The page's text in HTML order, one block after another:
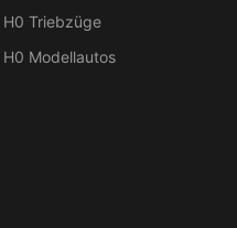
H0 Triebzüge
H0 Modellautos